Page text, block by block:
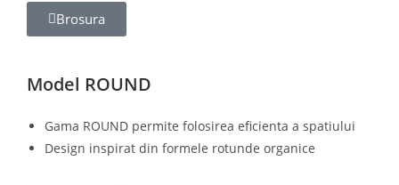
Brosura
Model ROUND
Gama ROUND permite folosirea eficienta a spatiului
Design inspirat din formele rotunde organice